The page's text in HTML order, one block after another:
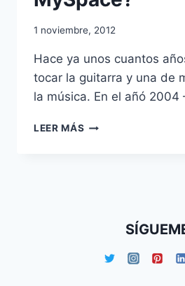
1 noviembre, 2012
Hace ya unos cuantos
tocar la guitarra y una de
la música. En el añó 2004
LEER MÁS ¿SE